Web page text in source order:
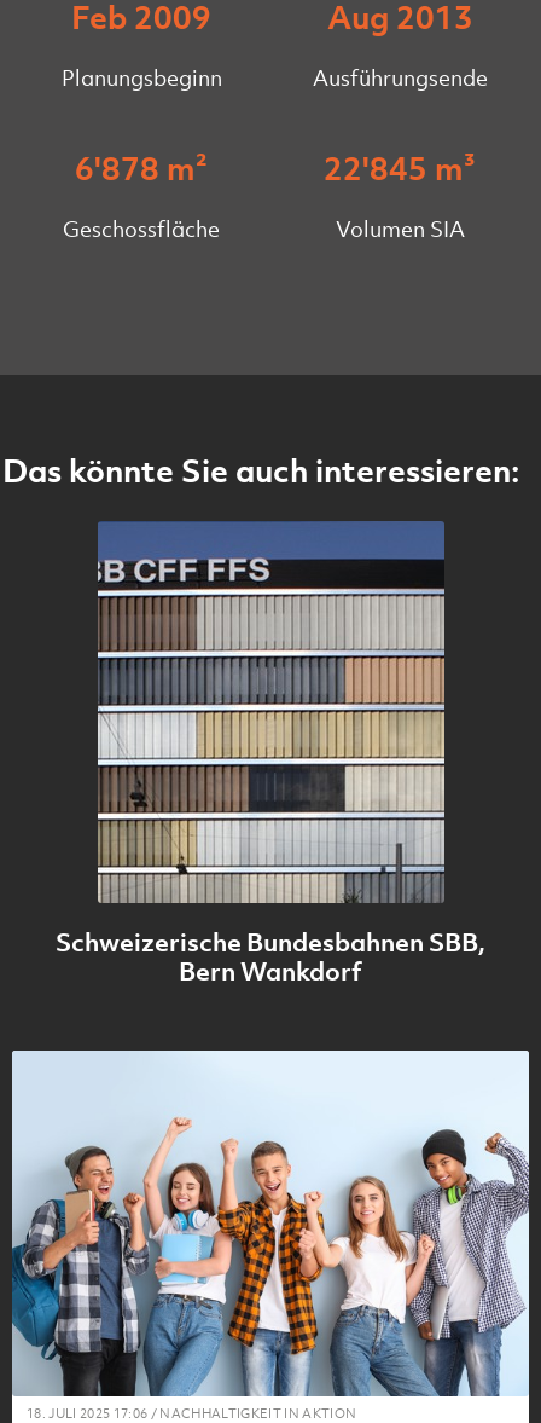
Feb 2009
Planungsbeginn
Aug 2013
Ausführungsende
6'878 m²
Geschossfläche
22'845 m³
Volumen SIA
Das könnte Sie auch interessieren:
Schweizerische Bundesbahnen SBB,
Bern Wankdorf
18. JULI 2025 17:06 / NACHHALTIGKEIT IN AKTION